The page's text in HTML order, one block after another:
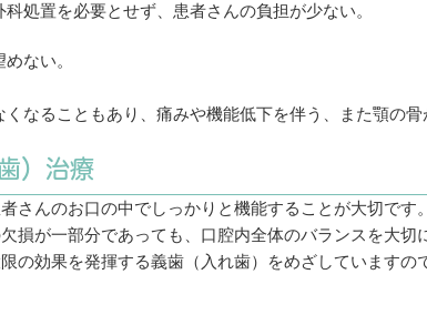
処置を必要とせず、患者さんの負担が少ない。
ない。
なることもあり、痛みや機能低下を伴う、また顎の
）治療
さんのお口の中でしっかりと機能することが大切です
損が一部分であっても、口腔内全体のバランスを大切
の効果を発揮する義歯（入れ歯）をめざしていますの